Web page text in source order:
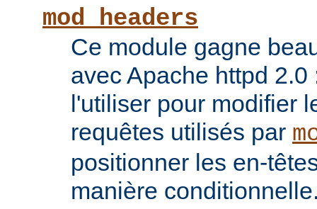
mod_headers
Ce module gagne
avec Apache httpd
l'utiliser pour modifier
requêtes utilisés par
positionner les en-
manière